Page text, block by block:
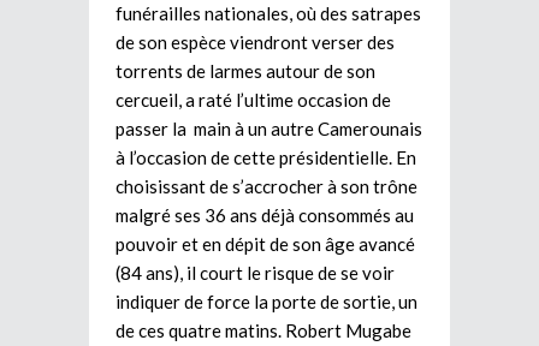
funérailles nationales, où des satrapes
de son espèce viendront verser des
torrents de larmes autour de son
cercueil, a raté l’ultime occasion de
passer la main à un autre Camerounais
à l’occasion de cette présidentielle. En
choisissant de s’accrocher à son trône
malgré ses 36 ans déjà consommés au
pouvoir et en dépit de son âge avancé
(84 ans), il court le risque de se voir
indiquer de force la porte de sortie, un
de ces quatre matins. Robert Mugabe